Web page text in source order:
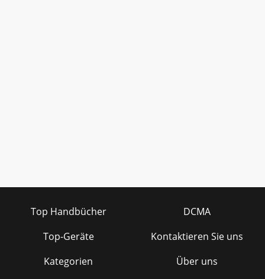
Top Handbücher
Top-Geräte
Kategorien
DCMA
Kontaktieren Sie uns
Über uns